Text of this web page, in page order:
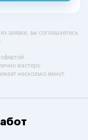
заявки, вы соглашаетесь
.
мастеру.
несколько минут.